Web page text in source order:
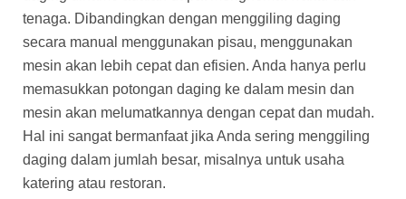
tenaga. Dibandingkan dengan menggiling daging
secara manual menggunakan pisau, menggunakan
mesin akan lebih cepat dan efisien. Anda hanya perlu
memasukkan potongan daging ke dalam mesin dan
mesin akan melumatkannya dengan cepat dan mudah.
Hal ini sangat bermanfaat jika Anda sering menggiling
daging dalam jumlah besar, misalnya untuk usaha
katering atau restoran.